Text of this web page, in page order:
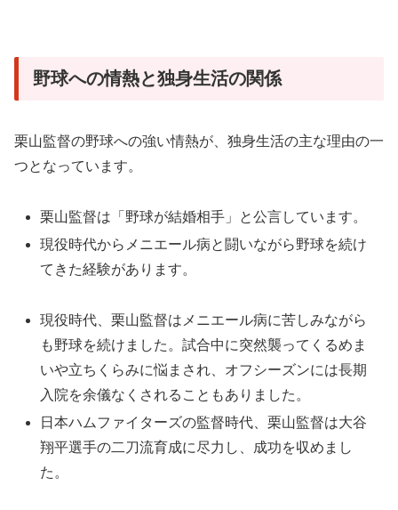
野球への情熱と独身生活の関係
栗山監督の野球への強い情熱が、独身生活の主な理由の一
つとなっています。
栗山監督は「野球が結婚相手」と公言しています。
現役時代からメニエール病と闘いながら野球を続け
てきた経験があります。
現役時代、栗山監督はメニエール病に苦しみながら
も野球を続けました。試合中に突然襲ってくるめま
いや立ちくらみに悩まされ、オフシーズンには長期
入院を余儀なくされることもありました。
日本ハムファイターズの監督時代、栗山監督は大谷
翔平選手の二刀流育成に尽力し、成功を収めまし
た。